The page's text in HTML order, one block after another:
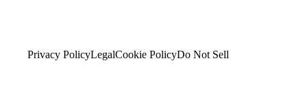
Privacy PolicyLegalCookie PolicyDo Not Sell